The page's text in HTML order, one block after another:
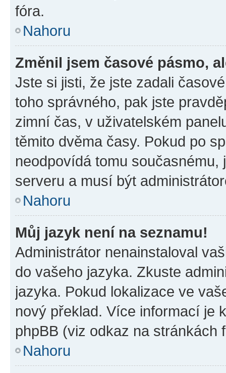
fóra.
Nahoru
Změnil jsem časové pásmo,
Jste si jisti, že jste zadali
toho správného, pak jste
zimní čas, v uživatelském
těmito dvěma časy. Pokud po
neodpovídá tomu
serveru a musí být
Nahoru
Můj jazyk není na seznamu!
Administrátor nenainstaloval
do vašeho jazyka. Zkuste
jazyka. Pokud lokalizace ve
nový překlad. Více informací je
phpBB (viz odkaz na stránkách
Nahoru